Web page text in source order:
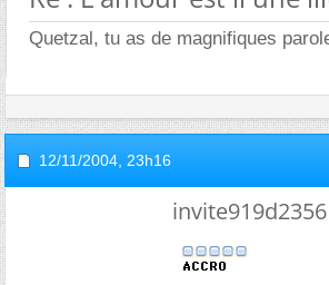
Quetzal, tu as de magnifiques
12/11/2004, 23h16
invite919d2356